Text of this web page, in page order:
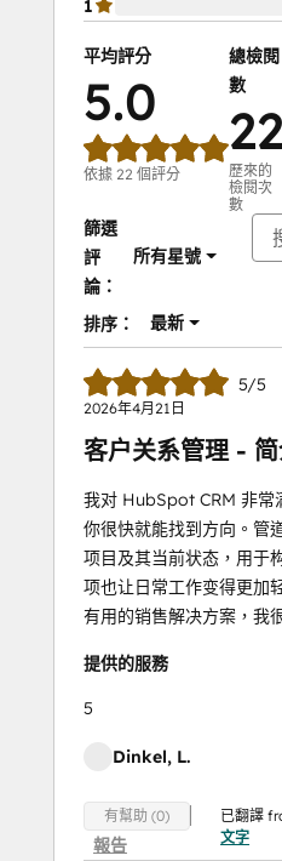
1
平均評分
5.0
依據 22 個評分
總檢閱
數
22
歷來的
檢閱次
數
篩選
評
論：
所有星號
排序： 最新
5/5
2026年4月21日
客户关系管理 -
我对 HubSpot CRM 非常
你很快就能找到方向。管
项目及其当前状态，用于
项也让日常工作变得更加
有用的销售解决方案，我
提供的服務
5
Dinkel, L.
有幫助 (0)
報告
已翻譯
文字